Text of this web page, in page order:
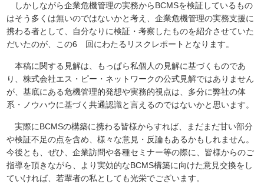
しかしながら企業危機管理の実務からBCMSを検証しているもの
はそう多くは無いのではないかと考え、企業危機管理の実務支援に
携わる者として、自分なりに検証・考察したものを紹介させていた
だいたのが、この6 回にわたるリスクレポートとなります。
本稿に関する見解は、もっぱら私個人の見解に基づくものであ
り、株式会社エス・ピー・ネットワークの公式見解ではありません
が、基底にある危機管理的発想や実務的視点は、多分に弊社の体
系・ノウハウに基づく共通認識と言えるのではないかと思います。
実際にBCMSの構築に携わる皆様からすれば、まだまだ甘い部分
や検証不足の点を含め、様々な意見・反論もあるかもしれません。
今後とも、ぜひ、企業訪問や各種セミナー等の際に、皆様からのご
指導を頂きながら、より実効的なBCMS構築に向けた意見交換をし
ていければ、若輩者の私としても光栄でございます。